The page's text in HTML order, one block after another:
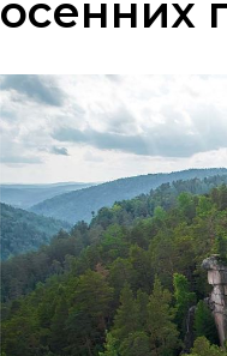
осенних